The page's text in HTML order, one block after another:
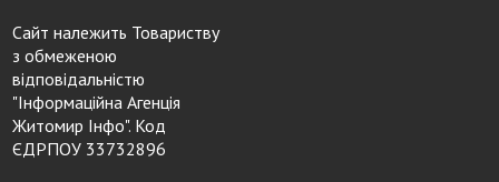
Сайт належить Товариству
з обмеженою
відповідальністю
"Інформаційна Агенція
Житомир Інфо". Код
ЄДРПОУ 33732896